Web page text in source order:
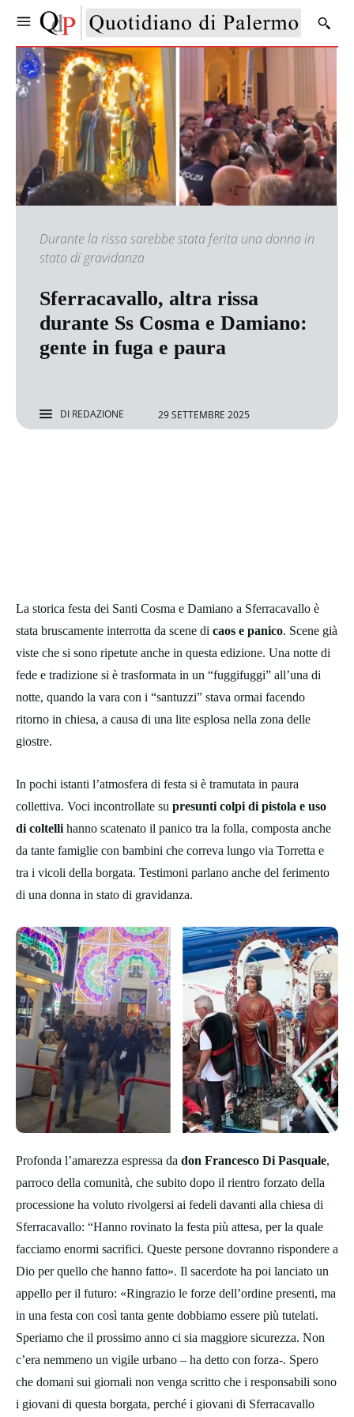
Durante la rissa sarebbe stata ferita una donna in
stato di gravidanza
Sferracavallo, altra rissa
durante Ss Cosma e Damiano:
gente in fuga e paura
DI REDAZIONE 29 SETTEMBRE 2025
La storica festa dei Santi Cosma e Damiano a Sferracavallo è
stata bruscamente interrotta da scene di caos e panico. Scene già
viste che si sono ripetute anche in questa edizione. Una notte di
fede e tradizione si è trasformata in un “fuggifuggi” all’una di
notte, quando la vara con i “santuzzi” stava ormai facendo
ritorno in chiesa, a causa di una lite esplosa nella zona delle
giostre.
In pochi istanti l’atmosfera di festa si è tramutata in paura
collettiva. Voci incontrollate su presunti colpi di pistola e uso
di coltelli hanno scatenato il panico tra la folla, composta anche
da tante famiglie con bambini che correva lungo via Torretta e
tra i vicoli della borgata. Testimoni parlano anche del ferimento
di una donna in stato di gravidanza.
Profonda l’amarezza espressa da don Francesco Di Pasquale,
parroco della comunità, che subito dopo il rientro forzato della
processione ha voluto rivolgersi ai fedeli davanti alla chiesa di
Sferracavallo: “Hanno rovinato la festa più attesa, per la quale
facciamo enormi sacrifici. Queste persone dovranno rispondere a
Dio per quello che hanno fatto». Il sacerdote ha poi lanciato un
appello per il futuro: «Ringrazio le forze dell’ordine presenti, ma
in una festa con così tanta gente dobbiamo essere più tutelati.
Speriamo che il prossimo anno ci sia maggiore sicurezza. Non
c’era nemmeno un vigile urbano – ha detto con forza-. Spero
che domani sui giornali non venga scritto che i responsabili sono
i giovani di questa borgata, perché i giovani di Sferracavallo